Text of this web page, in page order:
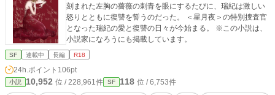
刻まれた左胸の薔薇の刺青を眼にするたびに、瑞紀は激しい
怒りとともに復讐を誓うのだった。 ＜星月夜＞の特別捜査官
となった瑞紀の愛と復讐の日々が今始まる。 ※この小説は、
小説家になろうにも掲載しています。
SF 連載中 長編 R18
24h.ポイント 106pt
小説 10,952 位 / 228,961件 SF 118 位 / 6,753件